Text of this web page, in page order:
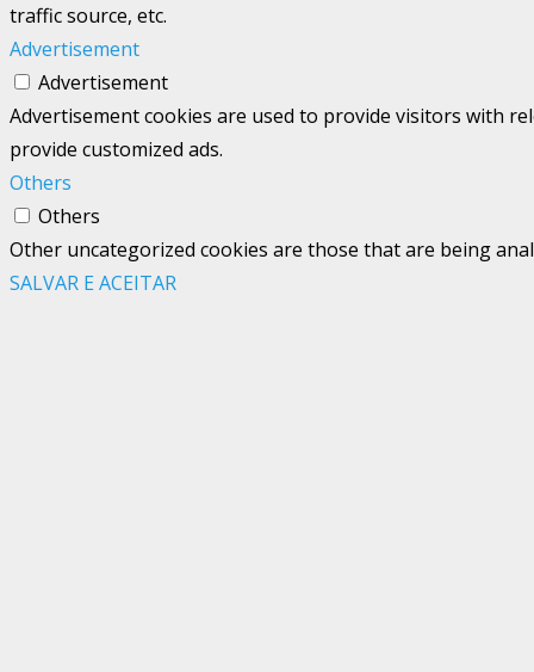
traffic source, etc.
Advertisement
Advertisement
Advertisement cookies are used to provide visitors with
provide customized ads.
Others
Others
Other uncategorized cookies are those that are being
SALVAR E ACEITAR